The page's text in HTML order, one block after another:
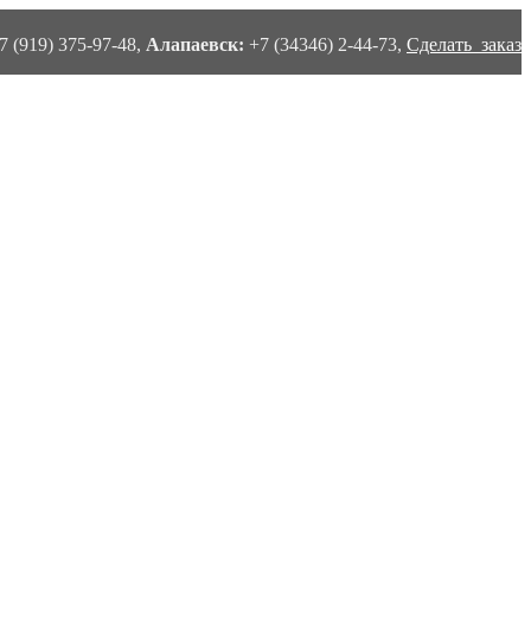
(919) 375-97-48, Алапаевск: +7 (34346) 2-44-73, Сделать заказ